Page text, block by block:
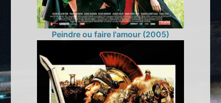
Peindre ou faire l'amour (2005)